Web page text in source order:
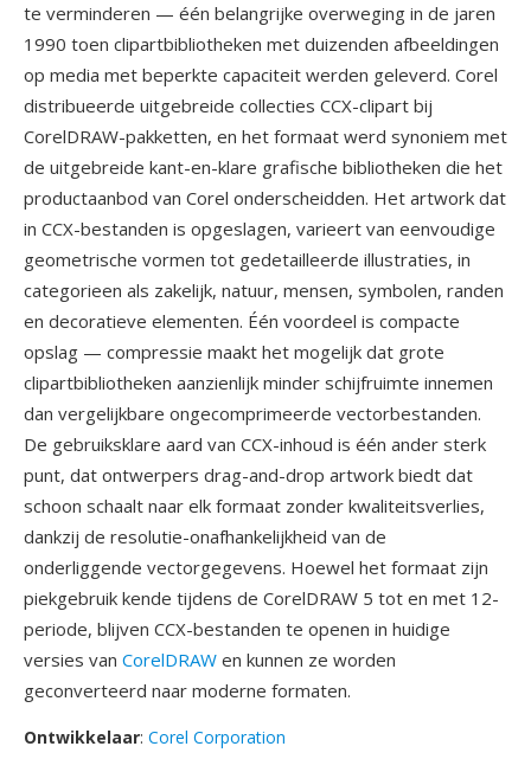
te verminderen — één belangrijke overweging in de jaren
1990 toen clipartbibliotheken met duizenden afbeeldingen
op media met beperkte capaciteit werden geleverd. Corel
distribueerde uitgebreide collecties CCX-clipart bij
CorelDRAW-pakketten, en het formaat werd synoniem met
de uitgebreide kant-en-klare grafische bibliotheken die het
productaanbod van Corel onderscheidden. Het artwork dat
in CCX-bestanden is opgeslagen, varieert van eenvoudige
geometrische vormen tot gedetailleerde illustraties, in
categorieen als zakelijk, natuur, mensen, symbolen, randen
en decoratieve elementen. Één voordeel is compacte
opslag — compressie maakt het mogelijk dat grote
clipartbibliotheken aanzienlijk minder schijfruimte innemen
dan vergelijkbare ongecomprimeerde vectorbestanden.
De gebruiksklare aard van CCX-inhoud is één ander sterk
punt, dat ontwerpers drag-and-drop artwork biedt dat
schoon schaalt naar elk formaat zonder kwaliteitsverlies,
dankzij de resolutie-onafhankelijkheid van de
onderliggende vectorgegevens. Hoewel het formaat zijn
piekgebruik kende tijdens de CorelDRAW 5 tot en met 12-
periode, blijven CCX-bestanden te openen in huidige
versies van CorelDRAW en kunnen ze worden
geconverteerd naar moderne formaten.
Ontwikkelaar: Corel Corporation